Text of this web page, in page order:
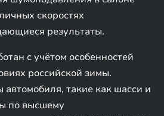
скоростях
результаты.
с учётом особенностей
российской зимы.
такие как шасси и
по высшему